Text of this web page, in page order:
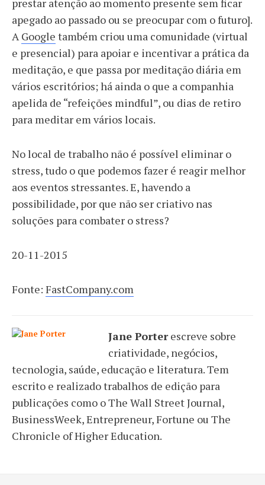
prestar atenção ao momento presente sem ficar
apegado ao passado ou se preocupar com o futuro].
AGoogle também criou uma comunidade (virtual
e presencial) para apoiar e incentivar a prática da
meditação, e que passa por meditação diária em
vários escritórios; há ainda o que a companhia
apelida de “refeições mindful”, ou dias de retiro
para meditar em vários locais.
No local de trabalho não é possível eliminar o
stress, tudo o que podemos fazer é reagir melhor
aos eventos stressantes. E, havendo a
possibilidade, por que não ser criativo nas
soluções para combater o stress?
20-11-2015
Fonte: FastCompany.com
Jane Porterescreve sobre
criatividade, negócios,
tecnologia, saúde, educação e literatura. Tem
escrito e realizado trabalhos de edição para
publicações como o The Wall Street Journal,
BusinessWeek, Entrepreneur, Fortune ou The
Chronicle of Higher Education.